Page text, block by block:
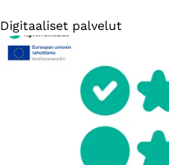
Digitaaliset palvelut